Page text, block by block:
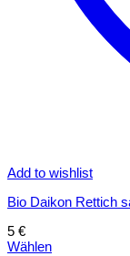
Add to wishlist
Bio Daikon Rettich
5 €
Wählen